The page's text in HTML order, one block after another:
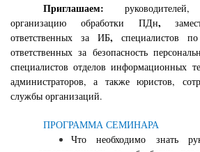
Приглашаем:руководителей,
организацию обработки ПДн,
ответственных за ИБ, специалистов
ответственных за безопасность
специалистов отделов информационных
администраторов, а также юристов,
службы организаций.
ПРОГРАММА СЕМИНАРА
Что необходимо знать